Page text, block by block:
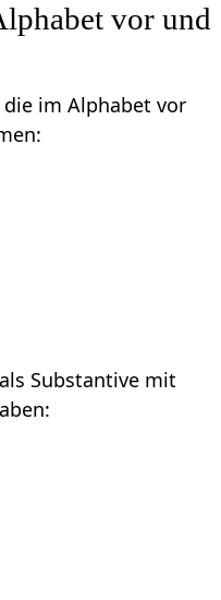
vor und
im Alphabet vor
Substantive mit